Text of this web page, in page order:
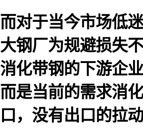
而对于当今市场低
大钢厂为规避损失
消化带钢的下游企
而是当前的需求消
口，没有出口的拉